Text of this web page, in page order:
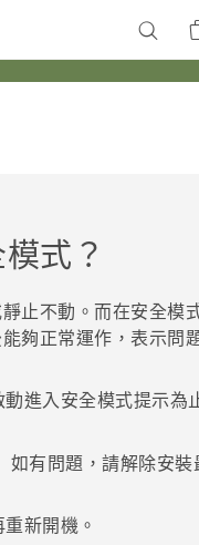
式？
止不動。而在安全模
夠正常運作，表示問
動進入安全模式提示為
如有問題，請解除安
新開機。